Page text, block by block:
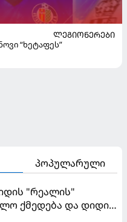
ᲚᲔᲒᲘᲝᲜᲔᲠᲔᲑᲘ
“ხეტაფეს”
პოპულარული
"რეალის"
ქმედება და დიდი